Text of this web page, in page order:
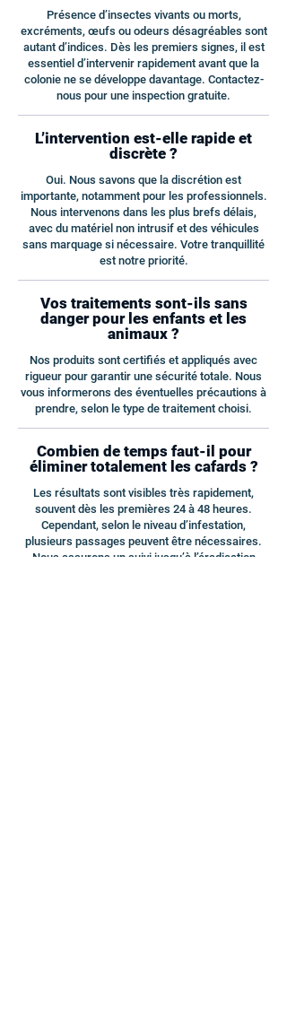
Présence d’insectes vivants ou morts,
excréments, œufs ou odeurs désagréables sont
autant d’indices. Dès les premiers signes, il est
essentiel d’intervenir rapidement avant que la
colonie ne se développe davantage. Contactez-
nous pour une inspection gratuite.
L’intervention est-elle rapide et
discrète ?
Oui. Nous savons que la discrétion est
importante, notamment pour les professionnels.
Nous intervenons dans les plus brefs délais,
avec du matériel non intrusif et des véhicules
sans marquage si nécessaire. Votre tranquillité
est notre priorité.
Vos traitements sont-ils sans
danger pour les enfants et les
animaux ?
Nos produits sont certifiés et appliqués avec
rigueur pour garantir une sécurité totale. Nous
vous informerons des éventuelles précautions à
prendre, selon le type de traitement choisi.
Combien de temps faut-il pour
éliminer totalement les cafards ?
Les résultats sont visibles très rapidement,
souvent dès les premières 24 à 48 heures.
Cependant, selon le niveau d’infestation,
plusieurs passages peuvent être nécessaires.
Nous assurons un suivi jusqu’à l’éradication